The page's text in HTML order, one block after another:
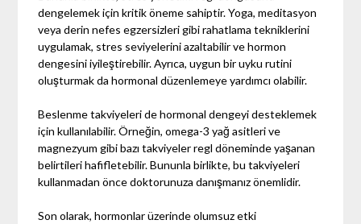
dengelemek için kritik öneme sahiptir. Yoga, meditasyon
veya derin nefes egzersizleri gibi rahatlama tekniklerini
uygulamak, stres seviyelerini azaltabilir ve hormon
dengesini iyileştirebilir. Ayrıca, uygun bir uyku rutini
oluşturmak da hormonal düzenlemeye yardımcı olabilir.
Beslenme takviyeleri de hormonal dengeyi desteklemek
için kullanılabilir. Örneğin, omega-3 yağ asitleri ve
magnezyum gibi bazı takviyeler regl döneminde yaşanan
belirtileri hafifletebilir. Bununla birlikte, bu takviyeleri
kullanmadan önce doktorunuza danışmanız önemlidir.
Son olarak, hormonlar üzerinde olumsuz etki